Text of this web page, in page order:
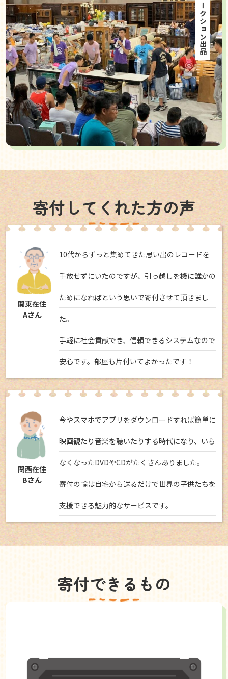
海外オークション出品
寄付してくれた方の声
関東在住
Aさん
10代からずっと集めてきた思い出のレコードを
手放せずにいたのですが、引っ越しを機に誰かの
ためになればという思いで寄付させて頂きまし
た。
手軽に社会貢献でき、信頼できるシステムなので
安心です。部屋も片付いてよかったです！
関西在住
Bさん
今やスマホでアプリをダウンロードすれば簡単に
映画観たり音楽を聴いたりする時代になり、いら
なくなったDVDやCDがたくさんありました。
寄付の輪は自宅から送るだけで世界の子供たちを
支援できる魅力的なサービスです。
寄付できるもの